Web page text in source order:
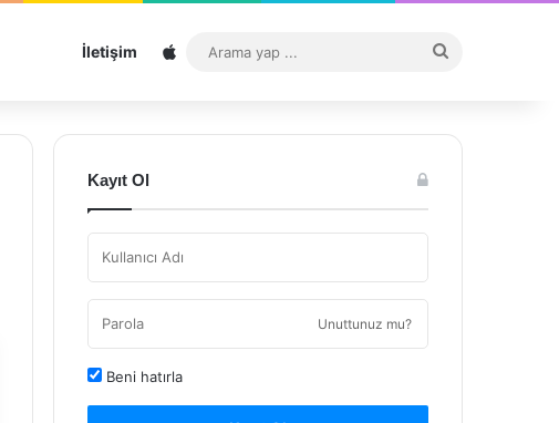
İletişim Sitemap
...
Kayıt Ol
Unuttunuz mu?
Beni hatırla